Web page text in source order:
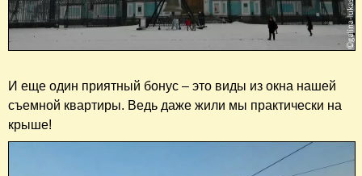
И еще один приятный бонус – это виды из окна нашей
съемной квартиры. Ведь даже жили мы практически на
крыше!